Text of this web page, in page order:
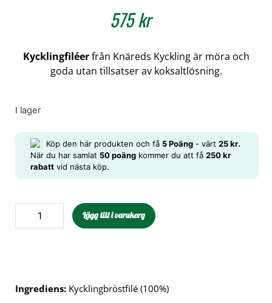
575kr
Kycklingfiléerfrån Knäreds Kyckling är möra och
goda utan tillsatser av koksaltlösning.
I lager
Köp den här produkten och få 5Poäng - värt 25kr.
När du har samlat 50 poäng kommer du att få 250 kr
rabatt vid nästa köp.
Lägg till i varukorg
Ingrediens: Kycklingbröstfilé (100%)